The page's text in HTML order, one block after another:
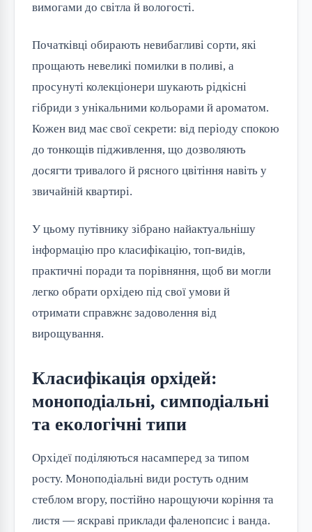
вимогами до світла й вологості.
Початківці обирають невибагливі сорти, які
прощають невеликі помилки в поливі, а
просунуті колекціонери шукають рідкісні
гібриди з унікальними кольорами й ароматом.
Кожен вид має свої секрети: від періоду спокою
до тонкощів підживлення, що дозволяють
досягти тривалого й рясного цвітіння навіть у
звичайній квартирі.
У цьому путівнику зібрано найактуальнішу
інформацію про класифікацію, топ-видів,
практичні поради та порівняння, щоб ви могли
легко обрати орхідею під свої умови й
отримати справжнє задоволення від
вирощування.
Класифікація орхідей:
моноподіальні, симподіальні
та екологічні типи
Орхідеї поділяються насамперед за типом
росту. Моноподіальні види ростуть одним
стеблом вгору, постійно нарощуючи коріння та
листя — яскраві приклади фаленопсис і ванда.